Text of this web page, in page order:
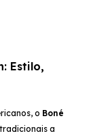
Estilo,
o Boné
a